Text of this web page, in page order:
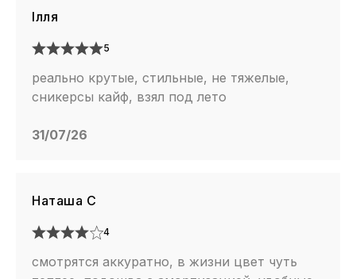
Ілля
5
реально крутые, стильные, не тяжелые,
сникерсы кайф, взял под лето
31/07/26
Наташа С
4
смотрятся аккуратно, в жизни цвет чуть